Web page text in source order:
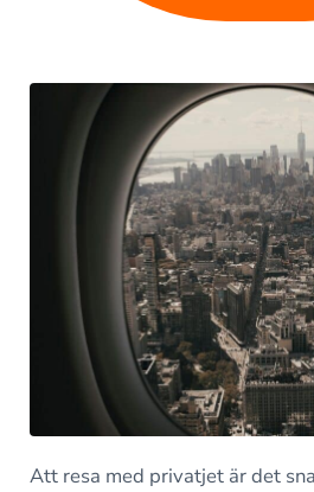
Att resa med privatjet är det